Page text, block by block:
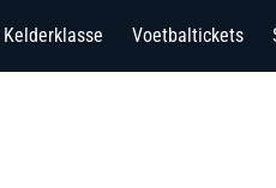
Kelderklasse Voetbaltickets